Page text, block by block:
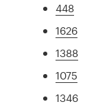
448
1626
1388
1075
1346